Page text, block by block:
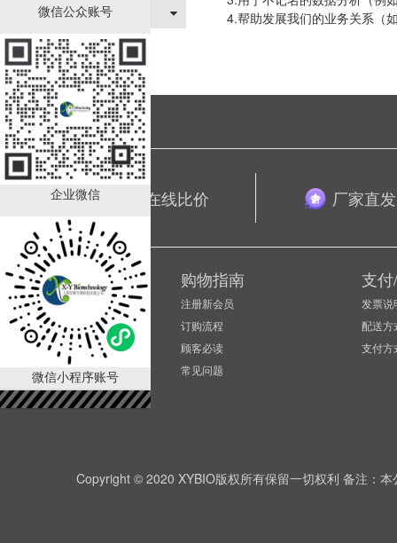
微信公众账号
企业微信
微信小程序账号
关于我们
4.帮助发展我们的业务关系（
品类齐全 在线比价 厂家直
新手上路
如何成为会员
会员等级折扣
联系客服
购物指南
注册新会员
订购流程
顾客必读
常见问题
支
发票说
配送方
支付方
Copyright © 2020 XYBIO版权所有保留一切权利 备注：